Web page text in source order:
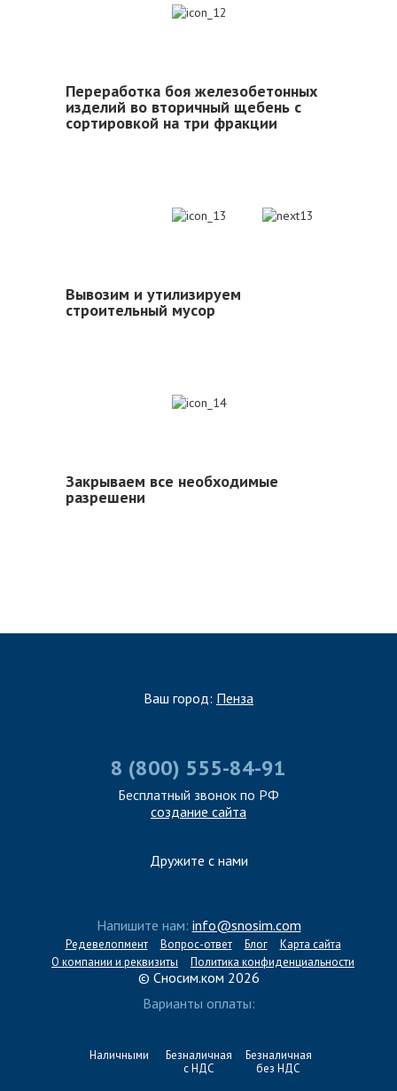
Переработка боя железобетонных
изделий во вторичный щебень с
сортировкой на три фракции
Вывозим и утилизируем
строительный мусор
Закрываем все необходимые
разрешени
Ваш город: Пенза
8 (800) 555-84-91
Бесплатный звонок по РФ
создание сайта
Дружите с нами
Напишите нам: info@snosim.com
Редевелопмент Вопрос-ответ Блог
Карта сайта
О компании и реквизиты
Политика конфиденциальности
© Сносим.ком 2026
Варианты оплаты:
Наличными
Безналичная
с НДС
Безналичная
без НДС